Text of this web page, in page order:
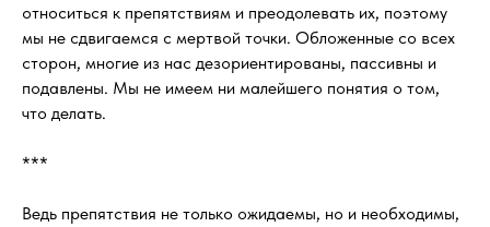
относиться к препятствиям и преодолевать их, поэтому
мы не сдвигаемся с мертвой точки. Обложенные со всех
сторон, многие из нас дезориентированы, пассивны и
подавлены. Мы не имеем ни малейшего понятия о том,
что делать.
***
Ведь препятствия не только ожидаемы, но и необходимы,